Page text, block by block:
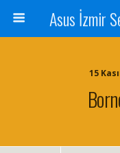
15